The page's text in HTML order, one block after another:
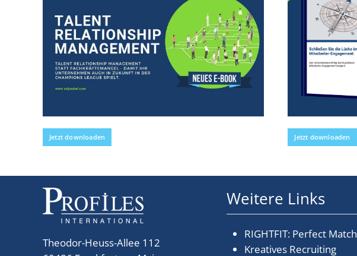
Jetzt downloaden Jetzt downloaden
Theodor-Heuss-Allee 112
Weitere Links
RIGHTFIT: Perfect Match
Kreatives Recruiting